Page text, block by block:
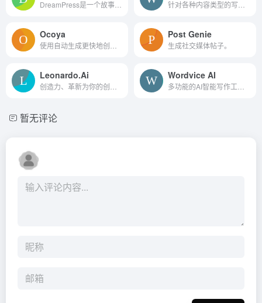
Ocoya Post Genie
生成社交媒体帖子。
Leonardo.Ai Wordvice AI
暂无评论